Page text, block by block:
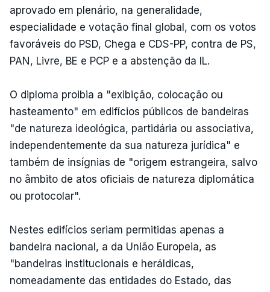
aprovado em plenário, na generalidade,
especialidade e votação final global, com os votos
favoráveis do PSD, Chega e CDS-PP, contra de PS,
PAN, Livre, BE e PCP e a abstenção da IL.
O diploma proibia a "exibição, colocação ou
hasteamento" em edifícios públicos de bandeiras
"de natureza ideológica, partidária ou associativa,
independentemente da sua natureza jurídica" e
também de insígnias de "origem estrangeira, salvo
no âmbito de atos oficiais de natureza diplomática
ou protocolar".
Nestes edifícios seriam permitidas apenas a
bandeira nacional, a da União Europeia, as
"bandeiras institucionais e heráldicas,
nomeadamente das entidades do Estado, das